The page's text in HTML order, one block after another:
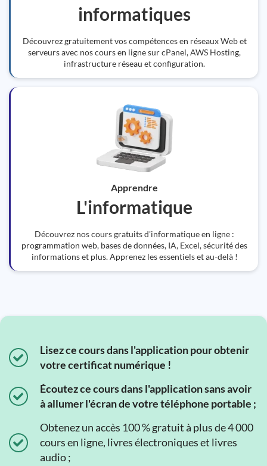
informatiques
Découvrez gratuitement vos compétences en réseaux Web et
serveurs avec nos cours en ligne sur cPanel, AWS Hosting,
infrastructure réseau et configuration.
Apprendre
L'informatique
Découvrez nos cours gratuits d'informatique en ligne :
programmation web, bases de données, IA, Excel, sécurité des
informations et plus. Apprenez les essentiels et au-delà !
Lisez ce cours dans l'application pour obtenir
votre certificat numérique !
Écoutez ce cours dans l'application sans avoir
à allumer l'écran de votre téléphone portable ;
Obtenez un accès 100 % gratuit à plus de 4 000
cours en ligne, livres électroniques et livres
audio ;